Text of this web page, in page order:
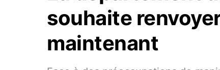
souhaite
maintenant